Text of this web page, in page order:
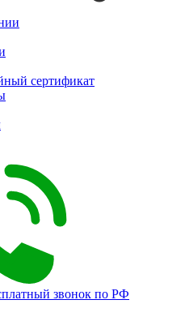
сертификат
звонок по РФ